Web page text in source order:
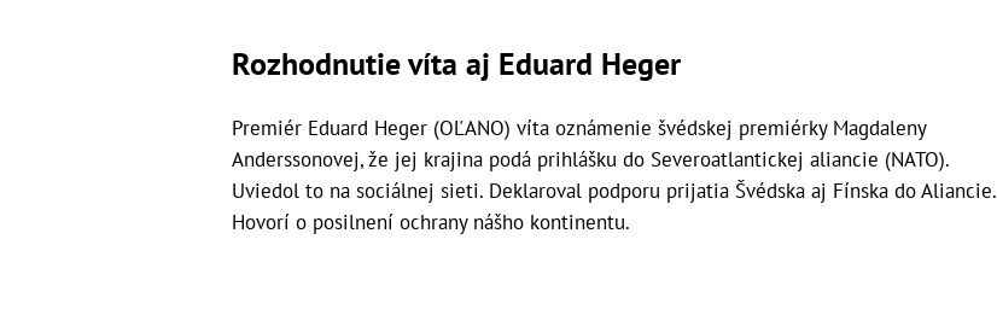
Rozhodnutie víta aj Eduard Heger
Premiér Eduard Heger (OĽANO) víta oznámenie švédskej premiérky Magdaleny
Anderssonovej, že jej krajina podá prihlášku do Severoatlantickej aliancie (NATO).
Uviedol to na sociálnej sieti. Deklaroval podporu prijatia Švédska aj Fínska do Aliancie.
Hovorí o posilnení ochrany nášho kontinentu.